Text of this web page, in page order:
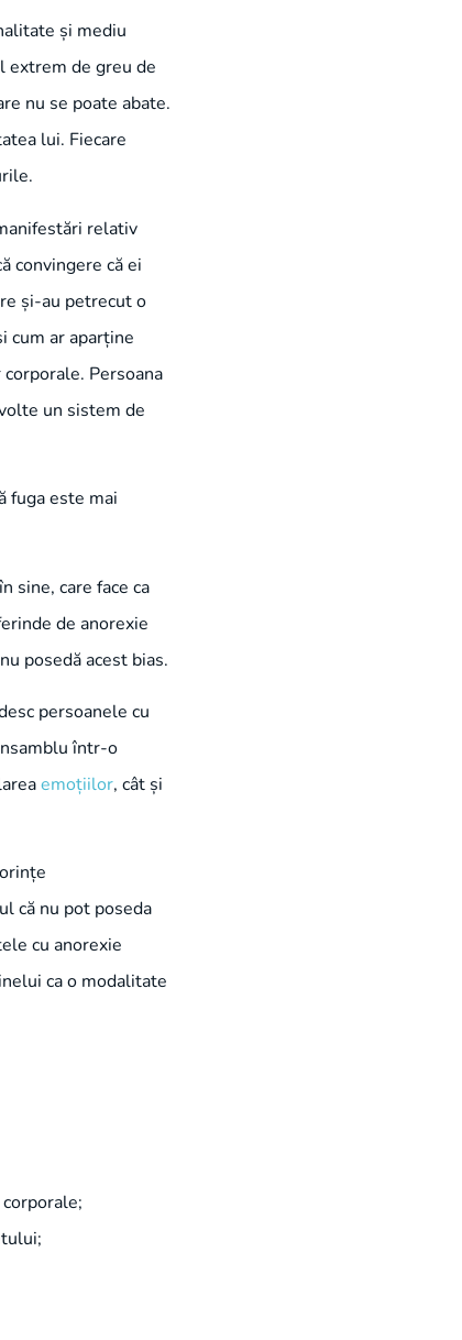
și mediu
extrem de greu de
nu se poate abate.
lui. Fiecare
relativ
convingere că ei
și-au petrecut o
cum ar aparține
Persoana
un sistem de
fuga este mai
sine, care face ca
de anorexie
posedă acest bias.
persoanele cu
într-o
emoțiilor, cât și
că nu pot poseda
cu anorexie
ca o modalitate